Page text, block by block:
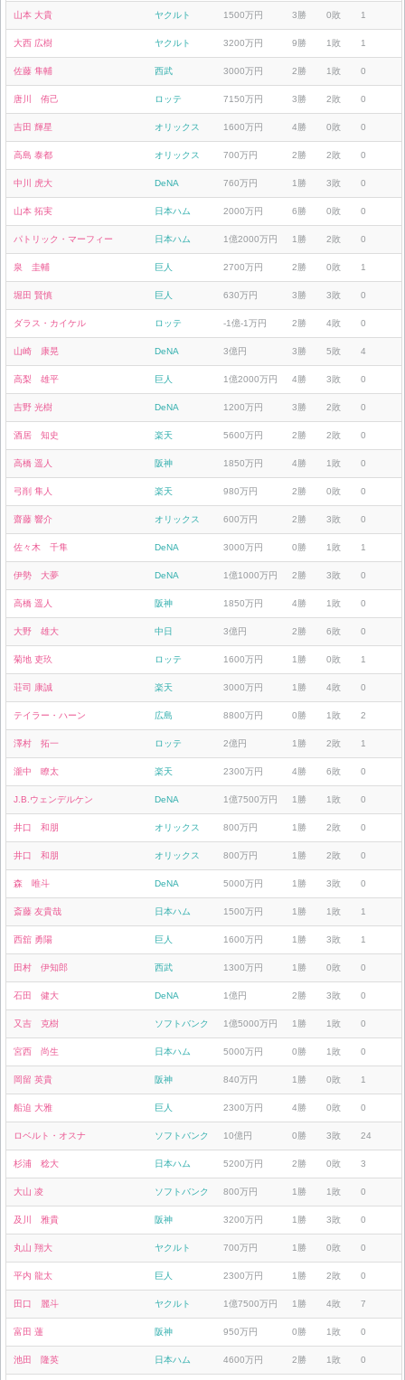
山本 大貴 ヤクルト 1500万円 3勝 0敗 1
大西 広樹 ヤクルト 3200万円 9勝 1敗 1
佐藤 隼輔 西武 3000万円 2勝 1敗 0
唐川 侑己 ロッテ 7150万円 3勝 2敗 0
吉田 輝星 オリックス 1600万円 4勝 0敗 0
高島 泰都 オリックス 700万円 2勝 2敗 0
中川 虎大 DeNA 760万円 1勝 3敗 0
山本 拓実 日本ハム 2000万円 6勝 0敗 0
パトリック・マーフィー 日本ハム 1億2000万円 1勝 2敗 0
泉 圭輔 巨人 2700万円 2勝 0敗 1
堀田 賢慎 巨人 630万円 3勝 3敗 0
ダラス・カイケル ロッテ -1億-1万円 2勝 4敗 0
山崎 康晃 DeNA 3億円 3勝 5敗 4
高梨 雄平 巨人 1億2000万円 4勝 3敗 0
吉野 光樹 DeNA 1200万円 3勝 2敗 0
酒居 知史 楽天 5600万円 2勝 2敗 0
高橋 遥人 阪神 1850万円 4勝 1敗 0
弓削 隼人 楽天 980万円 2勝 0敗 0
齋藤 響介 オリックス 600万円 2勝 3敗 0
佐々木 千隼 DeNA 3000万円 0勝 1敗 1
伊勢 大夢 DeNA 1億1000万円 2勝 3敗 0
高橋 遥人 阪神 1850万円 4勝 1敗 0
大野 雄大 中日 3億円 2勝 6敗 0
菊地 吏玖 ロッテ 1600万円 1勝 0敗 1
荘司 康誠 楽天 3000万円 1勝 4敗 0
テイラー・ハーン 広島 8800万円 0勝 1敗 2
澤村 拓一 ロッテ 2億円 1勝 2敗 1
瀧中 瞭太 楽天 2300万円 4勝 6敗 0
J.B.ウェンデルケン DeNA 1億7500万円 1勝 1敗 0
井口 和朋 オリックス 800万円 1勝 2敗 0
井口 和朋 オリックス 800万円 1勝 2敗 0
森 唯斗 DeNA 5000万円 1勝 3敗 0
斎藤 友貴哉 日本ハム 1500万円 1勝 1敗 1
西舘 勇陽 巨人 1600万円 1勝 3敗 1
田村 伊知郎 西武 1300万円 1勝 0敗 0
石田 健大 DeNA 1億円 2勝 3敗 0
又吉 克樹 ソフトバンク 1億5000万円 1勝 1敗 0
宮西 尚生 日本ハム 5000万円 0勝 1敗 0
岡留 英貴 阪神 840万円 1勝 0敗 1
船迫 大雅 巨人 2300万円 4勝 0敗 0
ロベルト・オスナ ソフトバンク 10億円 0勝 3敗 24
杉浦 稔大 日本ハム 5200万円 2勝 0敗 3
大山 凌 ソフトバンク 800万円 1勝 1敗 0
及川 雅貴 阪神 3200万円 1勝 3敗 0
丸山 翔大 ヤクルト 700万円 1勝 0敗 0
平内 龍太 巨人 2300万円 1勝 2敗 0
田口 麗斗 ヤクルト 1億7500万円 1勝 4敗 7
富田 蓮 阪神 950万円 0勝 1敗 0
池田 隆英 日本ハム 4600万円 2勝 1敗 0